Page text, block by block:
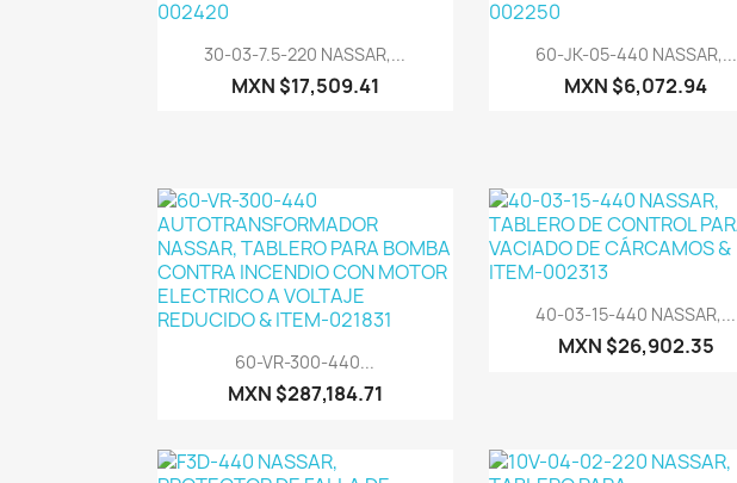
Vista rápida
30-03-7.5-220 NASSAR,...
MXN $17,509.41
Vista rápida
60-JK-05-440 NASSAR,...
MXN $6,072.94
Vista rápida
60-VR-300-440...
MXN $287,184.71
Vista rápida
40-03-15-440 NASSAR,...
MXN $26,902.35